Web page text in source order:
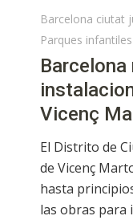
Barcelona ciutat
Parques infantiles
Vicenç
El Distrito de
de Vicenç
hasta
las obras para